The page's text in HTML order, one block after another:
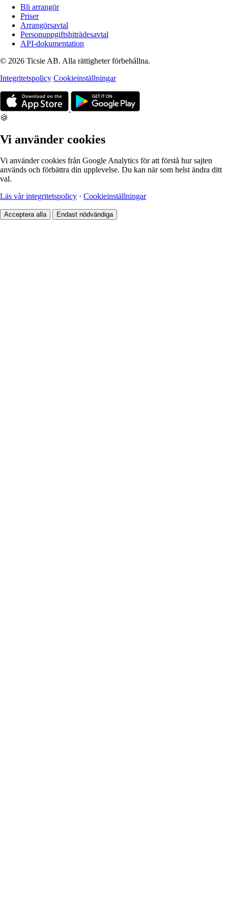
Bli arrangör
Priser
Arrangörsavtal
Personuppgiftsbiträdesavtal
API-dokumentation
© 2026 Ticsie AB. Alla rättigheter förbehållna.
Integritetspolicy Cookieinställningar
🍪
Vi använder cookies
Vi använder cookies från Google Analytics för att förstå hur sajten
används och förbättra din upplevelse. Du kan när som helst ändra ditt
val.
Läs vår integritetspolicy · Cookieinställningar
Acceptera alla Endast nödvändiga